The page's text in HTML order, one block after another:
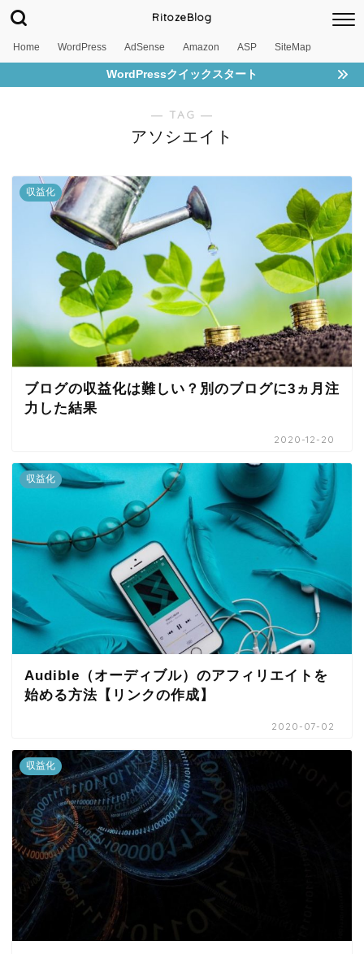
RitozeBlog
Home WordPress AdSense Amazon ASP SiteMap
WordPressクイックスタート
― TAG ―
アソシエイト
収益化
ブログの収益化は難しい？別のブログに3ヵ月注
力した結果
2020-12-20
収益化
Audible（オーディブル）のアフィリエイトを
始める方法【リンクの作成】
2020-07-02
収益化